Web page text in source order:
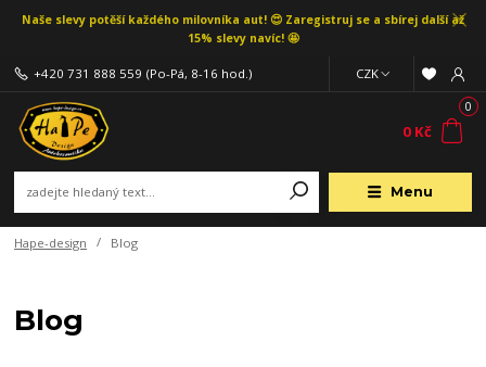
Naše slevy potěší každého milovníka aut! 😍 Zaregistruj se a sbírej další až
15% slevy navíc! 🤩
Menu
CZK
+420 731 888 559 (Po-Pá, 8-16 hod.)
0
0 Kč
Hape-design Blog
Blog